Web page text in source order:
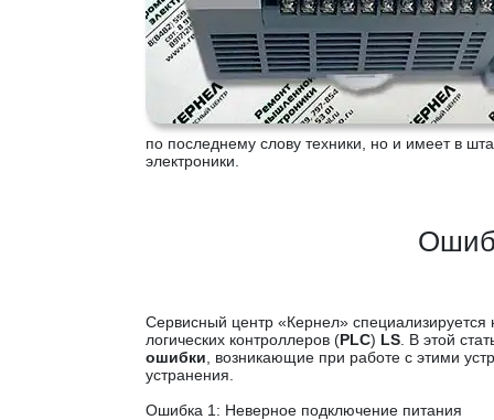
по последнему слову техники, но и имеет в
электроники.
Сервисный центр «Кернел»
логических контроллеров (PLC) LS . В этой
ошибки , возникающие при работе с этими
устранения.
Ошибка 1: Неверное подключение питания